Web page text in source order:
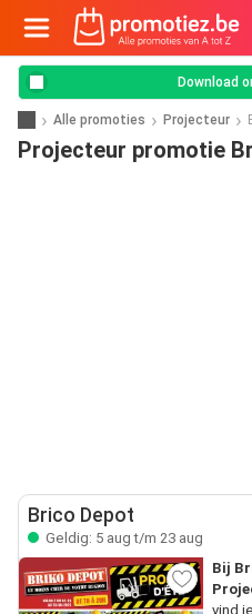
Download
Alle promoties Projecteur
Projecteur promotie
Brico Depot
Geldig: 5 aug t/m 23 aug
Bij
vind